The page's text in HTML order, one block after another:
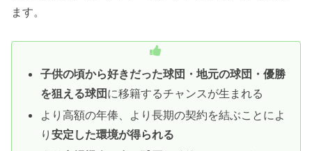
ます。
子供の頃から好きだった球団・地元の球団・優勝
を狙える球団に移籍するチャンスが生まれる
より高額の年俸、より長期の契約を結ぶことによ
り安定した環境が得られる